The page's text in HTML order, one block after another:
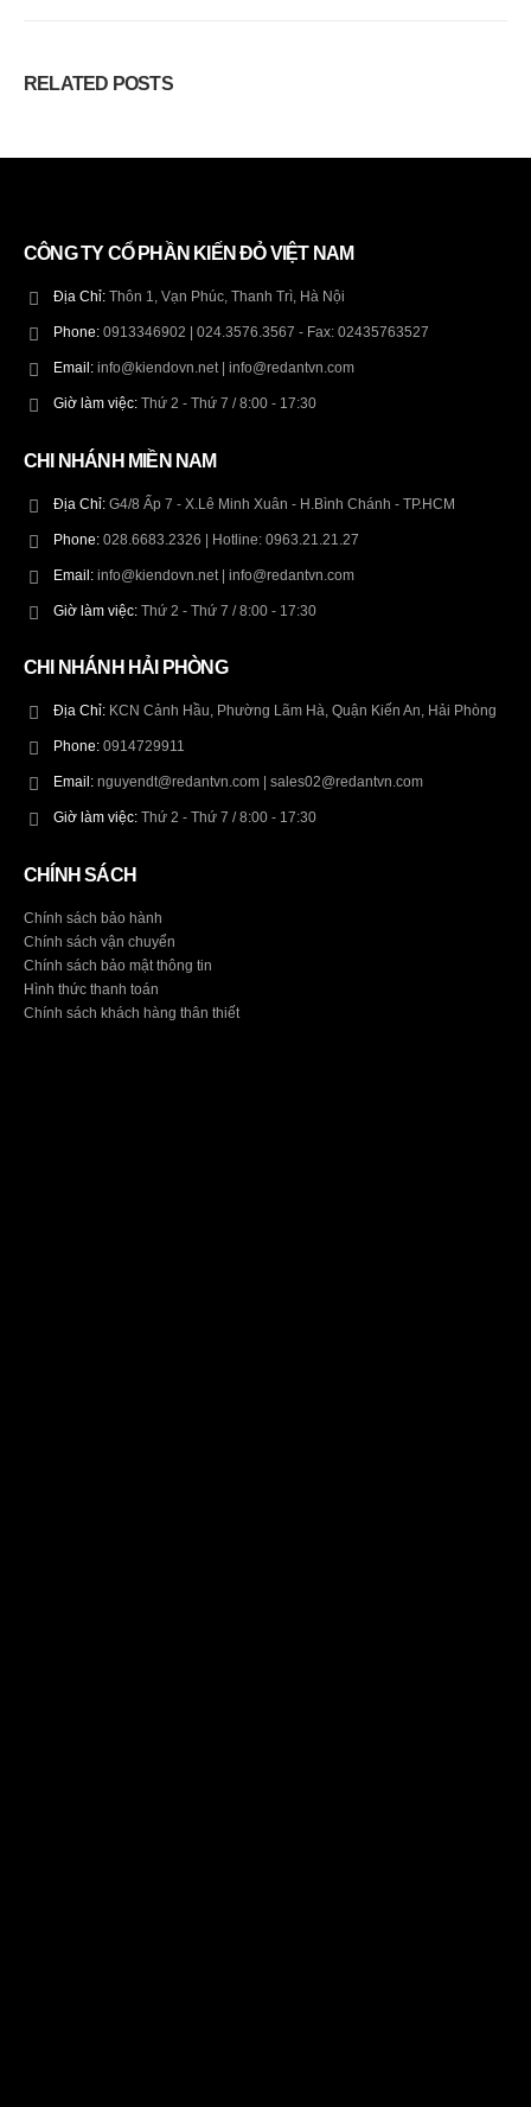
RELATED POSTS
CÔNG TY CỔ PHẦN KIẾN ĐỎ VIỆT NAM
Địa Chỉ: Thôn 1, Vạn Phúc, Thanh Trì, Hà Nội
Phone: 0913346902 | 024.3576.3567 - Fax: 02435763527
Email: info@kiendovn.net | info@redantvn.com
Giờ làm việc: Thứ 2 - Thứ 7 / 8:00 - 17:30
CHI NHÁNH MIỀN NAM
Địa Chỉ: G4/8 Ấp 7 - X.Lê Minh Xuân - H.Bình Chánh - TP.HCM
Phone: 028.6683.2326 | Hotline: 0963.21.21.27
Email: info@kiendovn.net | info@redantvn.com
Giờ làm việc: Thứ 2 - Thứ 7 / 8:00 - 17:30
CHI NHÁNH HẢI PHÒNG
Địa Chỉ: KCN Cảnh Hầu, Phường Lãm Hà, Quận Kiến An, Hải Phòng
Phone: 0914729911
Email: nguyendt@redantvn.com | sales02@redantvn.com
Giờ làm việc: Thứ 2 - Thứ 7 / 8:00 - 17:30
CHÍNH SÁCH
Chính sách bảo hành
Chính sách vận chuyển
Chính sách bảo mật thông tin
Hình thức thanh toán
Chính sách khách hàng thân thiết